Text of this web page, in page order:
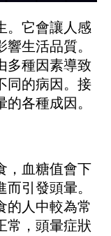
。它會讓人感
生活品質。
多種因素導致
同的病因。接
各種成因。
血糖值會下
引發頭暈。
的人中較為常
常，頭暈症狀